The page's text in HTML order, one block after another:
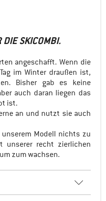
DIE SKICOMBI.
angeschafft. Wenn die
im Winter draußen ist,
Bisher gab es keine
auch daran liegen das
ist.
an und nutzt sie auch
Modell nichts zu
unserer recht zierlichen
zum wachsen.